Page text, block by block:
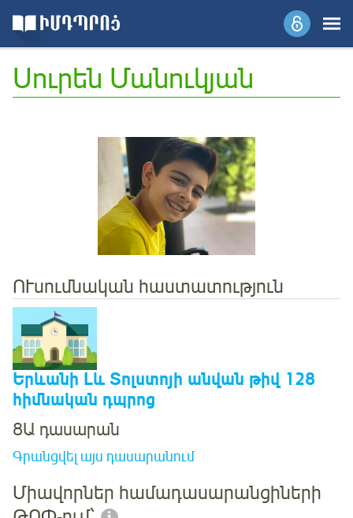
Սուրեն Մանուկյան
ՈՒսումնական հաստատություն
Երևանի Լև Տոլստոյի անվան թիվ 128
հիմնական դպրոց
8Ա դասարան
Գրանցվել այս դասարանում
Միավորներ համադասարանցիների